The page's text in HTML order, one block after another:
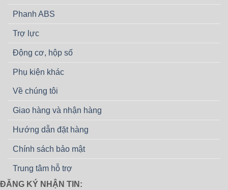
Phanh ABS
Trợ lực
Động cơ, hộp số
Phụ kiện khác
Về chúng tôi
Giao hàng và nhận hàng
Hướng dẫn đặt hàng
Chính sách bảo mật
Trung tâm hỗ trợ
ĐĂNG KÝ NHẬN TIN: